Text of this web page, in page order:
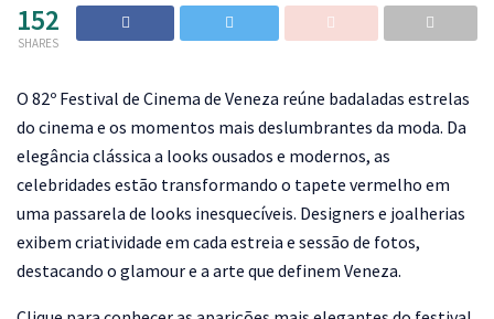
152
SHARES
O 82º Festival de Cinema de Veneza reúne badaladas estrelas
do cinema e os momentos mais deslumbrantes da moda. Da
elegância clássica a looks ousados ​​e modernos, as
celebridades estão transformando o tapete vermelho em
uma passarela de looks inesquecíveis. Designers e joalherias
exibem criatividade em cada estreia e sessão de fotos,
destacando o glamour e a arte que definem Veneza.